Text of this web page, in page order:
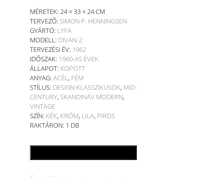
MÉRETEK: 24 × 33 × 24 CM
TERVEZŐ: SIMON P. HENNINGSEN
GYÁRTÓ: LYFA
MODELL: DIVAN-2
TERVEZÉSI ÉV: 1962
IDŐSZAK: 1960-AS ÉVEK
ÁLLAPOT: KOPOTT
ANYAG: ACÉL , FÉM
STÍLUS: DESIGN KLASSZIKUSOK, MID-
CENTURY, SKANDINÁV MODERN,
VINTAGE
SZÍN: KÉK, KRÓM, LILA, PIROS
RAKTÁRON: 1 DB